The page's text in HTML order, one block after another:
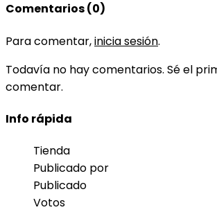
Comentarios (0)
Para comentar,inicia sesión.
Todavía no hay comentarios. Sé el
comentar.
Info rápida
Tienda
Publicado por
Publicado
Votos